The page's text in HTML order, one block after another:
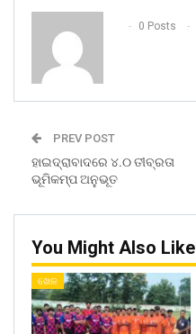
0 Posts
PREV POST
ହାଇଦ୍ରାବାଦରେ ୪.୦ ତୀବ୍ରତା
ଭୂମିକମ୍ପ ଅନୁଭୂତ
You Might Also Like
ଖେଳ